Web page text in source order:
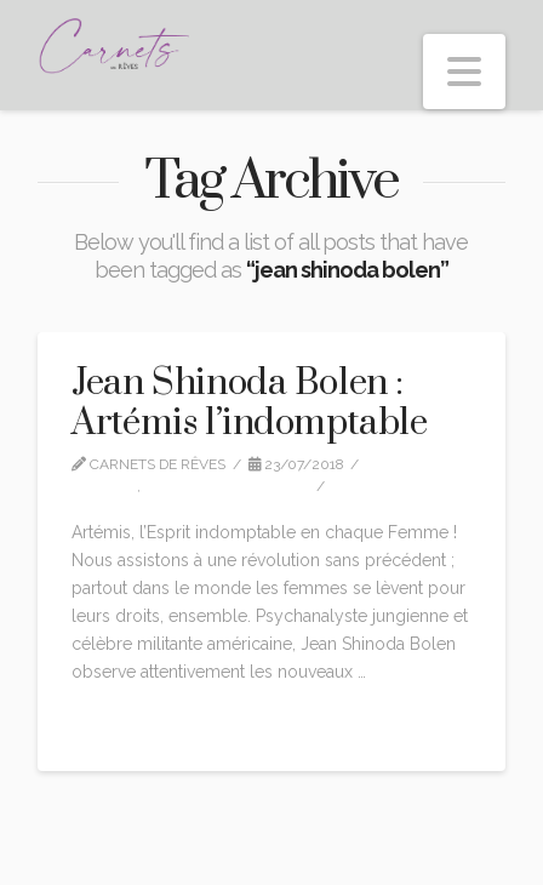
Tag Archive
Below you'll find a list of all posts that have
been tagged as “jean shinoda bolen”
Jean Shinoda Bolen :
Artémis l’indomptable
CARNETS DE RÊVES
23/07/2018
,
Artémis, l’Esprit indomptable en chaque Femme !
Nous assistons à une révolution sans précédent ;
partout dans le monde les femmes se lèvent pour
leurs droits, ensemble. Psychanalyste jungienne et
célèbre militante américaine, Jean Shinoda Bolen
observe attentivement les nouveaux …